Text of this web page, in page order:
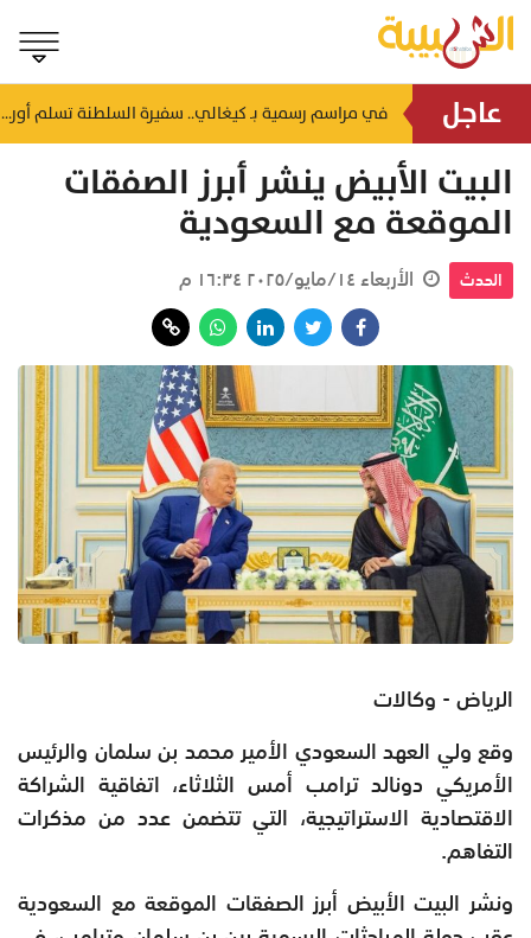
عاجل منذ يوم في مراسم رسمية بـ كيغالي.. سفيرة السلطنة تسلم أوراق اعتمادها لرئيس رواندا
البيت الأبيض ينشر أبرز الصفقات
الموقعة مع السعودية
الحدث الأربعاء ١٤/مايو/٢٠٢٥ ١٦:٣٤ م
الرياض - وكالات
وقع ولي العهد السعودي الأمير محمد بن سلمان والرئيس
الأمريكي دونالد ترامب أمس الثلاثاء، اتفاقية الشراكة
الاقتصادية الاستراتيجية، التي تتضمن عدد من مذكرات
التفاهم.
ونشر البيت الأبيض أبرز الصفقات الموقعة مع السعودية